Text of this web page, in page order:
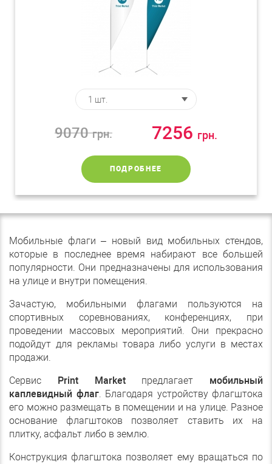
9070грн. 7256 грн.
ПОДРОБНЕЕ
Мобильные флаги – новый вид мобильных стендов,
которые в последнее время набирают все большей
популярности. Они предназначены для использования
на улице и внутри помещения.
Зачастую, мобильными флагами пользуются на
спортивных соревнованиях, конференциях, при
проведении массовых мероприятий. Они прекрасно
подойдут для рекламы товара либо услуги в местах
продажи.
Сервис
Print Market предлагает мобильный
каплевидный флаг. Благодаря устройству флагштока
его можно размещать в помещении и на улице. Разное
основание флагштоков позволяет ставить их на
плитку, асфальт либо в землю.
Конструкция флагштока позволяет ему вращаться по